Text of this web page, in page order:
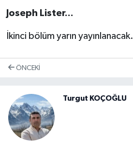
Joseph Lister...
İkinci bölüm yarın yayınlanacak.
ÖNCEKI
Turgut KOÇOĞLU